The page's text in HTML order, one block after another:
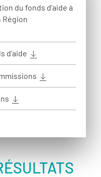
du fonds d’aide à
Région
d'aide